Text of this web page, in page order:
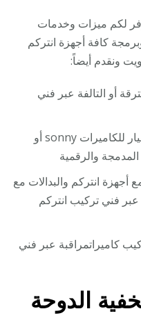
لكم ميزات وخدمات
كافة أجهزة انتركم
ونقدم أيضاً:
أو التالفة عبر فني
نعمل على توفير كافة قطع الغيار للكاميرات sonny أو
أجهزة انتركم والبدالات مع
فني تركيب انتركم
كاميراتمراقبة عبر فني
الدوحة